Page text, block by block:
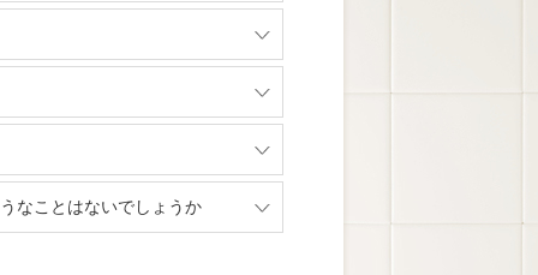
なことはないでしょうか